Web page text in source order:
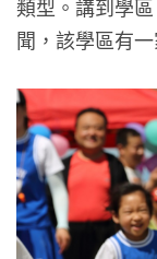
類型。講到學
聞，該學區有